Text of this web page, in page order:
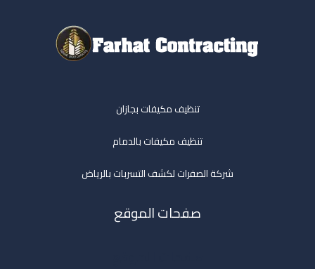
تنظيف مكيفات بجازان
تنظيف مكيفات بالدمام
شركة الصفرات لكشف التسربات بالرياض
صفحات الموقع